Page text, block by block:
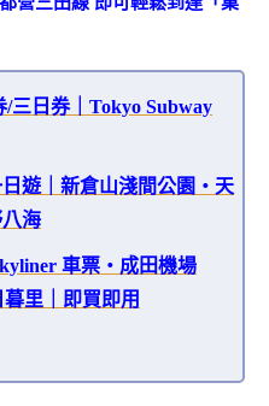
三日券｜Tokyo Subway
遊｜新倉山淺間公園・天
海
車票・成田機場
暮里｜即買即用